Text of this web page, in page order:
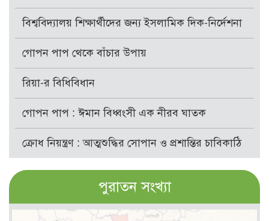
বিশ্ববিদ্যালয় শিক্ষার্থীদের জন্য ইসলামিক দিক-নির্দেশনা
গোপন পাপ থেকে বাঁচার উপায়
রিয়া-র বিধিবিধান
গোপন পাপ : ঈমান বিধ্বংসী এক নীরব ঘাতক
ক্রোধ নিয়ন্ত্রণ : আত্মশুদ্ধির সোপান ও প্রশান্তির চাবিকাঠি
পুরাতন সংখ্যা